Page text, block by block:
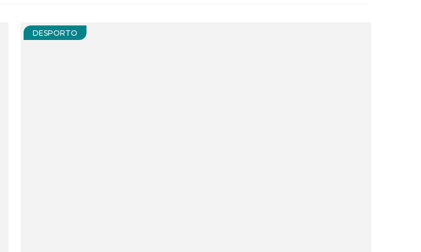
DESPORTO